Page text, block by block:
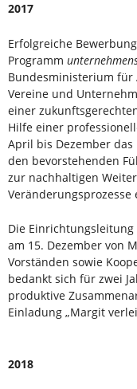
2017
Erfolgreiche
Programm
Bundesministerium für
Vereine und
einer
Hilfe einer
April bis Dezember das
den bevorstehenden
zur nachhaltigen
Veränderungsprozesse
Die
am 15. Dezember von
Vorständen sowie
bedankt sich für zwei
produktive
Einladung „Margit
2018